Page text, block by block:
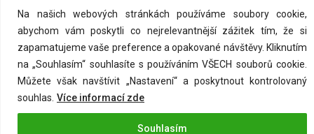
Na našich webových stránkách používáme soubory cookie,
abychom vám poskytli co nejrelevantnější zážitek tím, že si
zapamatujeme vaše preference a opakované návštěvy. Kliknutím
na „Souhlasím“ souhlasíte s používáním VŠECH souborů cookie.
Můžete však navštívit „Nastavení“ a poskytnout kontrolovaný
souhlas. Více informací zde
Souhlasím
© 2026 Acmark s.r.o . All Rights Reserved.
Zásady ochrany osobních údajů